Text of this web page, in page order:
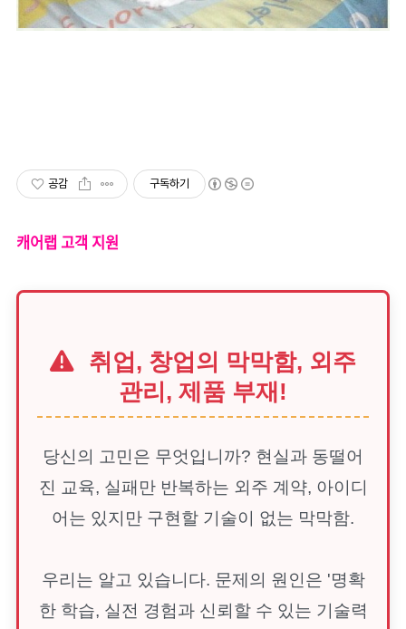
공감 구독하기
캐어랩 고객 지원
취업, 창업의 막막함, 외주
관리, 제품 부재!
당신의 고민은 무엇입니까? 현실과 동떨어
진 교육, 실패만 반복하는 외주 계약, 아이디
어는 있지만 구현할 기술이 없는 막막함.
우리는 알고 있습니다. 문제의 원인은 '명확
한 학습, 실전 경험과 신뢰할 수 있는 기술력